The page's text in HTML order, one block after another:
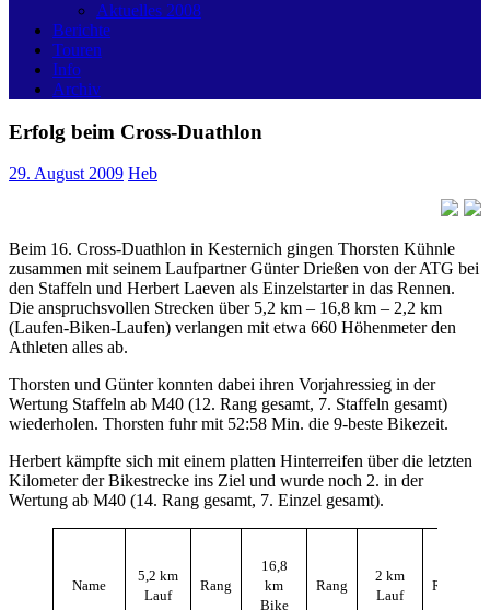
Aktuelles 2008
Berichte
Touren
Info
Archiv
Erfolg beim Cross-Duathlon
29. August 2009 Heb
Beim 16. Cross-Duathlon in Kesternich gingen Thorsten Kühnle
zusammen mit seinem Laufpartner Günter Drießen von der ATG bei
den Staffeln und Herbert Laeven als Einzelstarter in das Rennen.
Die anspruchsvollen Strecken über 5,2 km – 16,8 km – 2,2 km
(Laufen-Biken-Laufen) verlangen mit etwa 660 Höhenmeter den
Athleten alles ab.
Thorsten und Günter konnten dabei ihren Vorjahressieg in der
Wertung Staffeln ab M40 (12. Rang gesamt, 7. Staffeln gesamt)
wiederholen. Thorsten fuhr mit 52:58 Min. die 9-beste Bikezeit.
Herbert kämpfte sich mit einem platten Hinterreifen über die letzten
Kilometer der Bikestrecke ins Ziel und wurde noch 2. in der
Wertung ab M40 (14. Rang gesamt, 7. Einzel gesamt).
Name
5,2 km
Lauf
Rang
16,8
km
Bike
Rang
2 km
Lauf
Rang